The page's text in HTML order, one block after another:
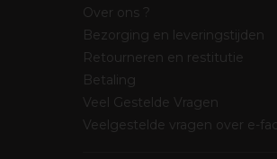
Over ons ?
Bezorging en leveringstijden
Retourneren en restitutie
Betaling
Veel Gestelde Vragen
Veelgestelde vragen over e-